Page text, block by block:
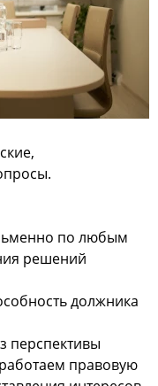
по любым
решений
должника
перспективы
правовую